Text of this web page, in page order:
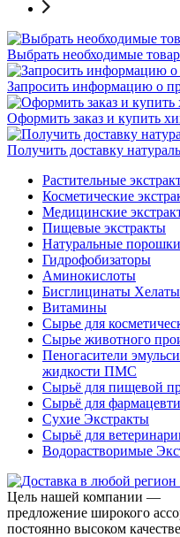
Выбрать необходимые
Запросить информацию о
Оформить заказ и купить
Получить доставку
Растительные
Косметические
Медицинские
Пищевые экстракты
Натуральные порошки
Гидрофобизаторы
Аминокислоты
Бисглицинаты Хелаты
Витамины
Сырье для
Сырье животного
Пеногасители
жидкости ПМС
Сырьё для пищевой
Сырьё для
Сухие Экстракты
Сырьё для
Водорастворимые
Цель нашей компании —
предложение широкого
постоянно высоком